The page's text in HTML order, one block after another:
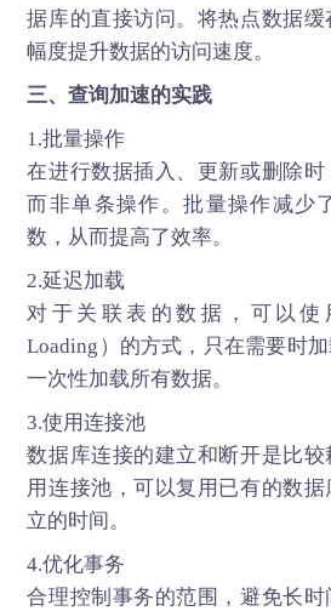
据库的直接访问。将热点数据
幅度提升数据的访问速度。
三、查询加速的实践
1.批量操作
在进行数据插入、更新或删除
而非单条操作。批量操作减少
数，从而提高了效率。
2.延迟加载
对于关联表的数据，可以使
Loading）的方式，只在需要时
一次性加载所有数据。
3.使用连接池
数据库连接的建立和断开是比
用连接池，可以复用已有的数
立的时间。
4.优化事务
合理控制事务的范围，避免长